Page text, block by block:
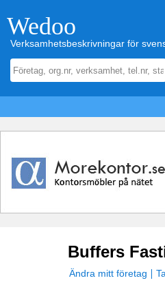
Wedoo
Verksamhetsbeskrivningar för
Buffers
Ändra mitt företag